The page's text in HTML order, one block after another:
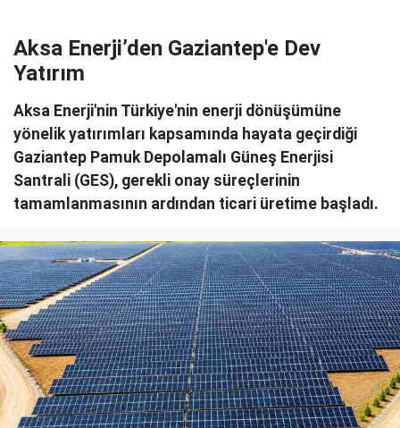
Aksa Enerji’den Gaziantep'e Dev
Yatırım
Aksa Enerji'nin Türkiye'nin enerji dönüşümüne
yönelik yatırımları kapsamında hayata geçirdiği
Gaziantep Pamuk Depolamalı Güneş Enerjisi
Santrali (GES), gerekli onay süreçlerinin
tamamlanmasının ardından ticari üretime başladı.